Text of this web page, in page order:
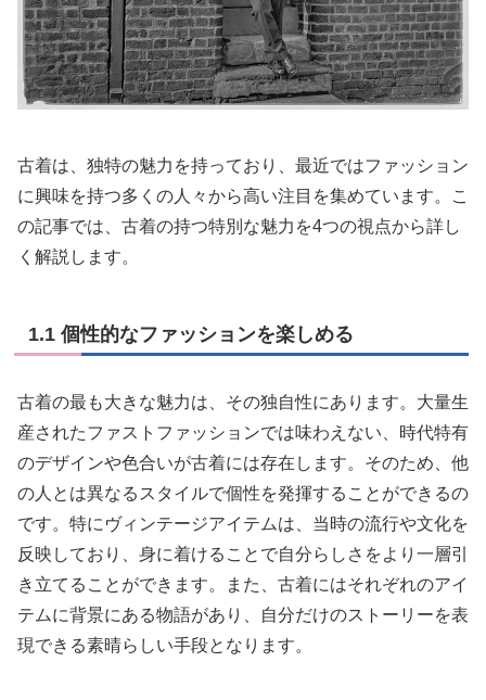
古着は、独特の魅力を持っており、最近ではファッション
に興味を持つ多くの人々から高い注目を集めています。こ
の記事では、古着の持つ特別な魅力を4つの視点から詳し
く解説します。
1.1 個性的なファッションを楽しめる
古着の最も大きな魅力は、その独自性にあります。大量生
産されたファストファッションでは味わえない、時代特有
のデザインや色合いが古着には存在します。そのため、他
の人とは異なるスタイルで個性を発揮することができるの
です。特にヴィンテージアイテムは、当時の流行や文化を
反映しており、身に着けることで自分らしさをより一層引
き立てることができます。また、古着にはそれぞれのアイ
テムに背景にある物語があり、自分だけのストーリーを表
現できる素晴らしい手段となります。